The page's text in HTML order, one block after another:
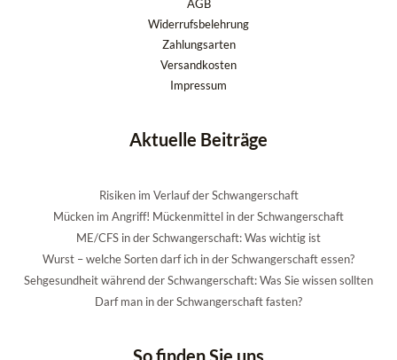
AGB
Widerrufsbelehrung
Zahlungsarten
Versandkosten
Impressum
Aktuelle Beiträge
Risiken im Verlauf der Schwangerschaft
Mücken im Angriff! Mückenmittel in der Schwangerschaft
ME/CFS in der Schwangerschaft: Was wichtig ist
Wurst – welche Sorten darf ich in der Schwangerschaft essen?
Sehgesundheit während der Schwangerschaft: Was Sie wissen sollten
Darf man in der Schwangerschaft fasten?
So finden Sie uns